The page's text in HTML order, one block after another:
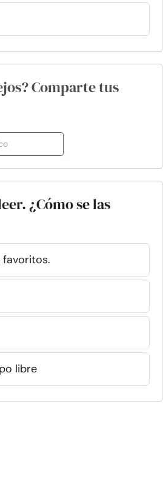
Comparte tus
¿Cómo se las
favoritos.
libre